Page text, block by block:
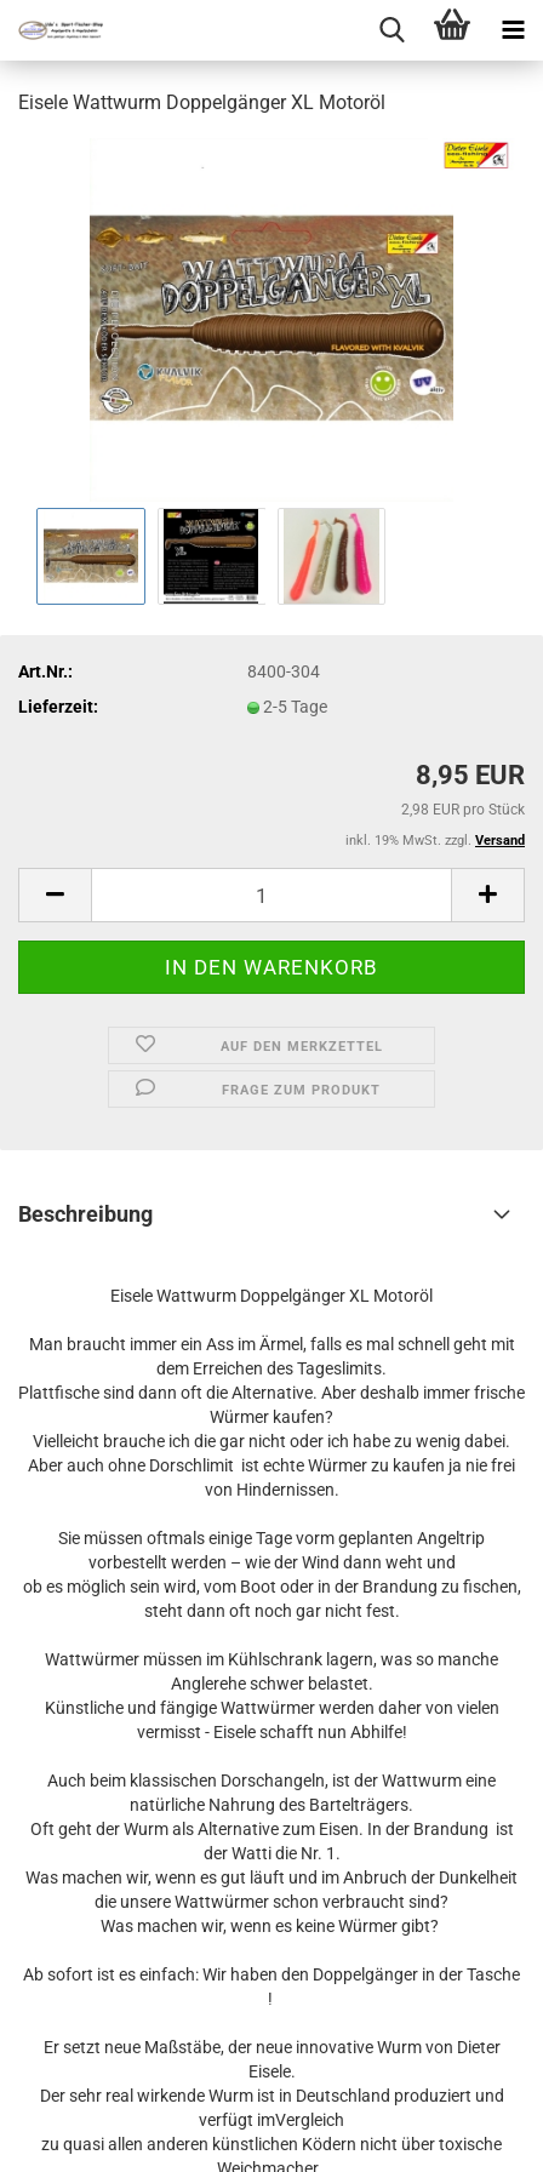
Eisele Wattwurm Doppelgänger XL Motoröl
Art.Nr.:
8400-304
Lieferzeit:
2-5 Tage
8,95 EUR
2,98 EUR pro Stück
inkl. 19% MwSt. zzgl. Versand
AUF DEN MERKZETTEL
FRAGE ZUM PRODUKT
Beschreibung
Eisele Wattwurm Doppelgänger XL Motoröl
Man braucht immer ein Ass im Ärmel, falls es mal schnell geht mit
dem Erreichen des Tageslimits.
Plattfische sind dann oft die Alternative. Aber deshalb immer frische
Würmer kaufen?
Vielleicht brauche ich die gar nicht oder ich habe zu wenig dabei.
Aber auch ohne Dorschlimit ist echte Würmer zu kaufen ja nie frei
von Hindernissen.
Sie müssen oftmals einige Tage vorm geplanten Angeltrip
vorbestellt werden – wie der Wind dann weht und
ob es möglich sein wird, vom Boot oder in der Brandung zu fischen,
steht dann oft noch gar nicht fest.
Wattwürmer müssen im Kühlschrank lagern, was so manche
Anglerehe schwer belastet.
Künstliche und fängige Wattwürmer werden daher von vielen
vermisst - Eisele schafft nun Abhilfe!
Auch beim klassischen Dorschangeln, ist der Wattwurm eine
natürliche Nahrung des Bartelträgers.
Oft geht der Wurm als Alternative zum Eisen. In der Brandung ist
der Watti die Nr. 1.
Was machen wir, wenn es gut läuft und im Anbruch der Dunkelheit
die unsere Wattwürmer schon verbraucht sind?
Was machen wir, wenn es keine Würmer gibt?
Ab sofort ist es einfach: Wir haben den Doppelgänger in der Tasche
!
Er setzt neue Maßstäbe, der neue innovative Wurm von Dieter
Eisele.
Der sehr real wirkende Wurm ist in Deutschland produziert und
verfügt imVergleich
zu quasi allen anderen künstlichen Ködern nicht über toxische